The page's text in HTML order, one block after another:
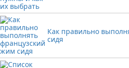
Как правильно
сидя